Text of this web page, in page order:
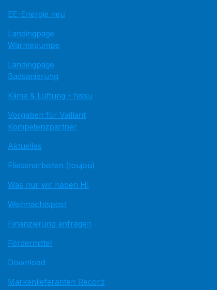
EE-Energie neu
Landingpage
Wärmepumpe
Landingpage
Badsanierung
Klima & Lüftung - hissu
Vorgaben für Vaillant
Kompetenzpartner
Aktuelles
Fliesenarbeiten (toujou)
Was nur wir haben HI
Weihnachtspost
Finanzierung anfragen
Fördermittel
Download
Markenlieferanten Record